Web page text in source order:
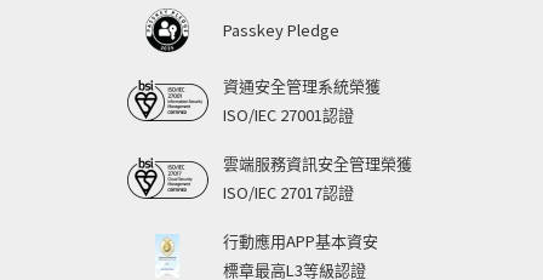
Passkey Pledge
資通安全管理系統榮獲
ISO/IEC 27001認證
雲端服務資訊安全管理榮獲
ISO/IEC 27017認證
行動應用APP基本資安
標章最高L3等級認證